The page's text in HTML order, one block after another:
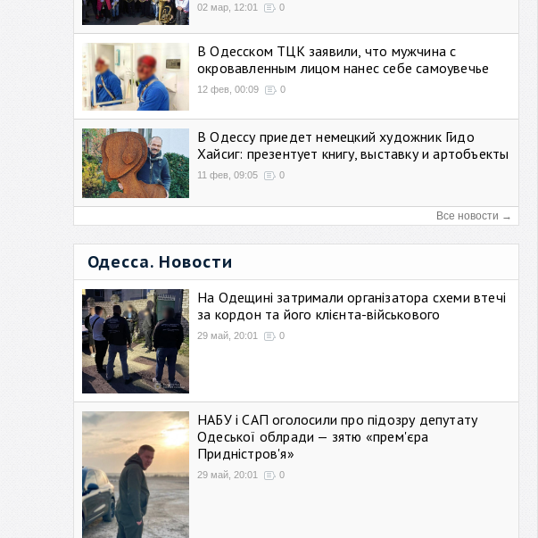
02 мар, 12:01 0
В Одесском ТЦК заявили, что мужчина с
окровавленным лицом нанес себе самоувечье
12 фев, 00:09 0
В Одессу приедет немецкий художник Гидо
Хайсиг: презентует книгу, выставку и артобъекты
11 фев, 09:05 0
Все новости →
Одесса. Новости
На Одещині затримали організатора схеми втечі
за кордон та його клієнта-військового
29 май, 20:01 0
НАБУ і САП оголосили про підозру депутату
Одеської облради — зятю «прем'єра
Придністров'я»
29 май, 20:01 0